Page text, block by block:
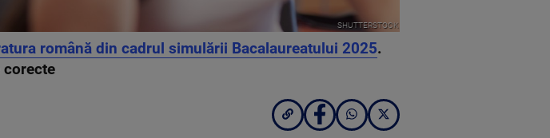
SHUTTERSTOCK
română din cadrul simulării Bacalaureatului 2025.
corecte